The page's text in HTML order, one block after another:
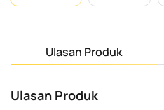
Ulasan Produk
Ulasan Produk